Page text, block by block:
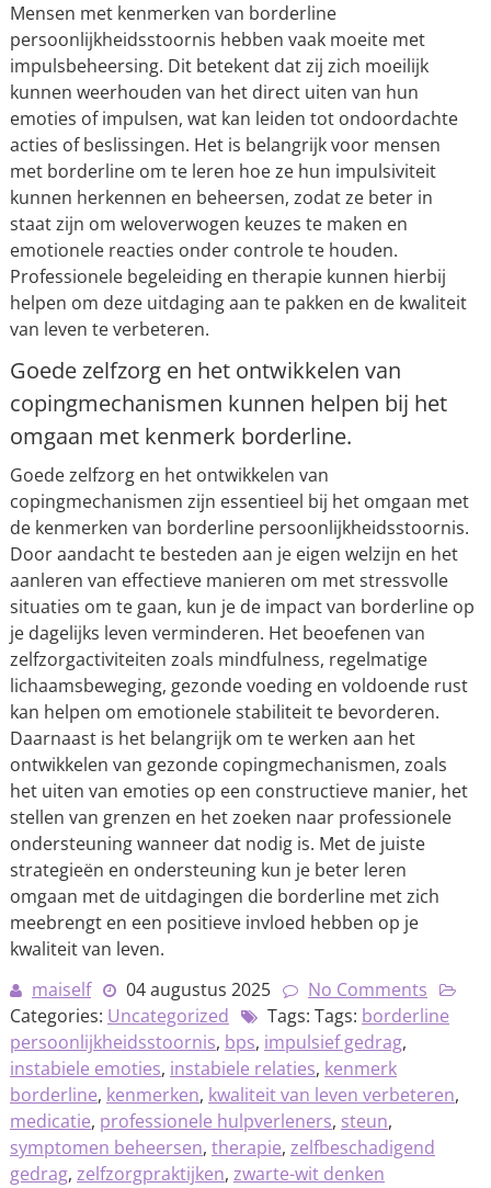
Mensen met kenmerken van borderline
persoonlijkheidsstoornis hebben vaak moeite met
impulsbeheersing. Dit betekent dat zij zich moeilijk
kunnen weerhouden van het direct uiten van hun
emoties of impulsen, wat kan leiden tot ondoordachte
acties of beslissingen. Het is belangrijk voor mensen
met borderline om te leren hoe ze hun impulsiviteit
kunnen herkennen en beheersen, zodat ze beter in
staat zijn om weloverwogen keuzes te maken en
emotionele reacties onder controle te houden.
Professionele begeleiding en therapie kunnen hierbij
helpen om deze uitdaging aan te pakken en de kwaliteit
van leven te verbeteren.
Goede zelfzorg en het ontwikkelen van
copingmechanismen kunnen helpen bij het
omgaan met kenmerk borderline.
Goede zelfzorg en het ontwikkelen van
copingmechanismen zijn essentieel bij het omgaan met
de kenmerken van borderline persoonlijkheidsstoornis.
Door aandacht te besteden aan je eigen welzijn en het
aanleren van effectieve manieren om met stressvolle
situaties om te gaan, kun je de impact van borderline op
je dagelijks leven verminderen. Het beoefenen van
zelfzorgactiviteiten zoals mindfulness, regelmatige
lichaamsbeweging, gezonde voeding en voldoende rust
kan helpen om emotionele stabiliteit te bevorderen.
Daarnaast is het belangrijk om te werken aan het
ontwikkelen van gezonde copingmechanismen, zoals
het uiten van emoties op een constructieve manier, het
stellen van grenzen en het zoeken naar professionele
ondersteuning wanneer dat nodig is. Met de juiste
strategieën en ondersteuning kun je beter leren
omgaan met de uitdagingen die borderline met zich
meebrengt en een positieve invloed hebben op je
kwaliteit van leven.
maiself
04 augustus 2025
No Comments
Categories: Uncategorized Tags: Tags: borderline
persoonlijkheidsstoornis, bps, impulsief gedrag,
instabiele emoties, instabiele relaties, kenmerk
borderline, kenmerken, kwaliteit van leven verbeteren,
medicatie, professionele hulpverleners, steun,
symptomen beheersen, therapie, zelfbeschadigend
gedrag, zelfzorgpraktijken, zwarte-wit denken